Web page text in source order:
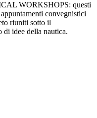
WORKSHOPS: questi
convegnistici
riuniti sotto il
idee della nautica.